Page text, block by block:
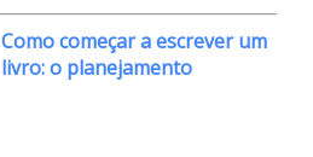
Como começar a escrever um
livro: o planejamento